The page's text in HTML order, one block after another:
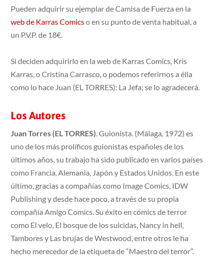
Pueden adquirir su ejemplar de Camisa de Fuerza en la
web de Karras Comicso en su punto de venta habitual, a
un P.V.P. de 18€.
Si deciden adquirirlo en la web de Karras Comics, Kris
Karras, o Cristina Carrasco, o podemos referirnos a élla
como lo hace Juan (EL TORRES): La Jefa; se lo agradecerá.
Los Autores
Juan Torres (EL TORRES). Guionista. (Málaga, 1972) es
uno de los más prolíficos guionistas españoles de los
últimos años, su trabajo ha sido publicado en varios países
como Francia, Alemania, Japón y Estados Unidos. En este
último, gracias a compañías como Image Comics, IDW
Publishing y desde hace poco, a través de su propia
compañía Amigo Comics. Su éxito en cómics de terror
como El velo, El bosque de los suicidas, Nancy in hell,
Tambores y Las brujas de Westwood, entre otros le ha
hecho merecedor de la etiqueta de “Maestro del terror”.